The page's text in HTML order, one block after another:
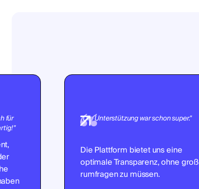
für
"Die Unterstützung war schon super."
Die Plattform bietet uns eine
optimale Transparenz, ohne groß
rumfragen zu müssen.